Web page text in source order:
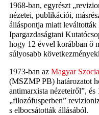
1968-ban, egyrészt
nézetei, publikációi,
álláspontja miatt
Ipargazdaságtani
hogy 12 évvel korábban ő
súlyosabb
1973-ban az Magyar
(MSZMP PB) határozatot
antimarxista nézeteiről”,
„filozófusperben”
s elbocsátották állásából.